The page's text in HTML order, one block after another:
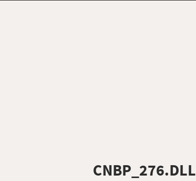
CNBP_276.DLL